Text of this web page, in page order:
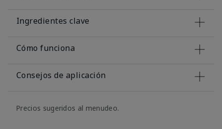
Ingredientes clave
Cómo funciona
Consejos de aplicación
Precios sugeridos al menudeo.